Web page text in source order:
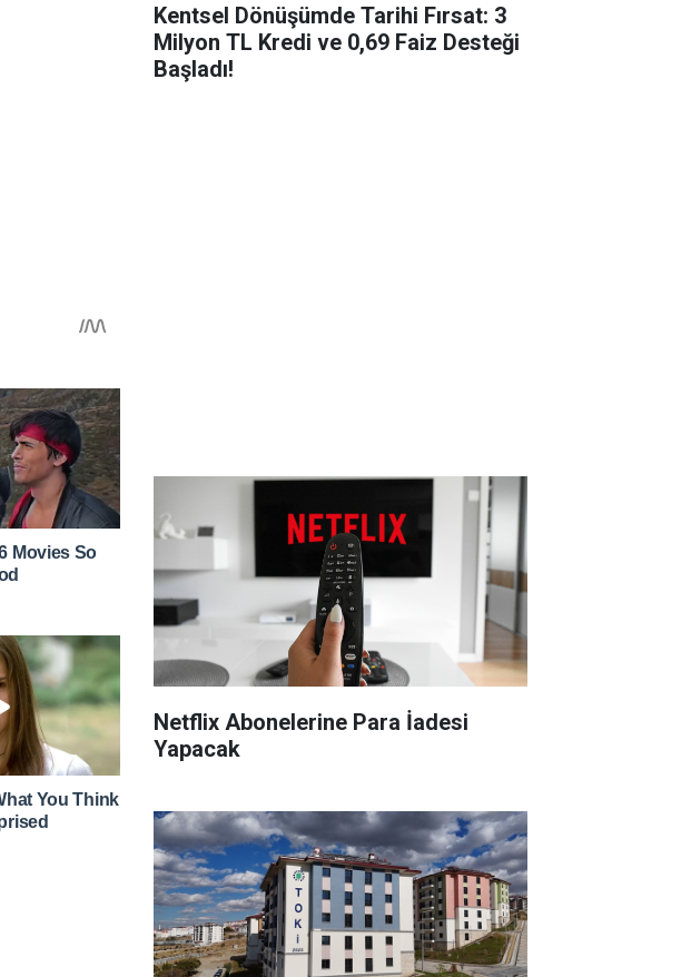
Kentsel Dönüşümde Tarihi Fırsat: 3
Milyon TL Kredi ve 0,69 Faiz Desteği
Başladı!
Netflix Abonelerine Para İadesi
Yapacak